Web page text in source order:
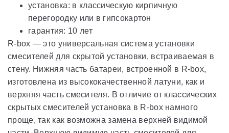
установка: в классическую кирпичную
перегородку или в гипсокартон
гарантия: 10 лет
R-box — это универсальная система установки
смесителей для скрытой установки, встраиваемая в
стену. Нижняя часть батареи, встроенной в R-box,
изготовлена ​​из высококачественной латуни, как и
верхняя часть смесителя. В отличие от классических
скрытых смесителей установка в R-box намного
проще, так как возможна замена верхней видимой